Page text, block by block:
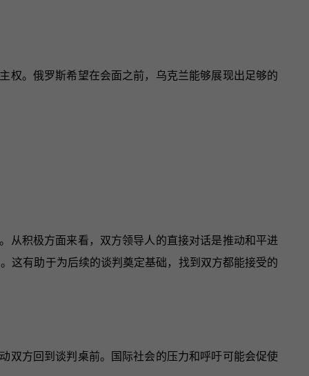
权。俄罗斯希望在会面之前，乌克兰能够展现出足够的
从积极方面来看，双方领导人的直接对话是推动和平进
这有助于为后续的谈判奠定基础，找到双方都能接受的
双方回到谈判桌前。国际社会的压力和呼吁可能会促使